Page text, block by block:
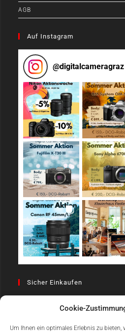
Cookie-
Um Ihnen ein optimales Erlebnis zu bieten,
AGB
Auf Instagram
@digitalcameragraz
Sicher Einkaufen